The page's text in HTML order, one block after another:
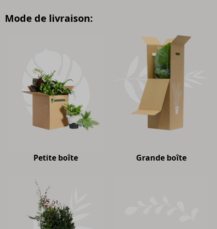
Mode de livraison:
Petite boîte Grande boîte